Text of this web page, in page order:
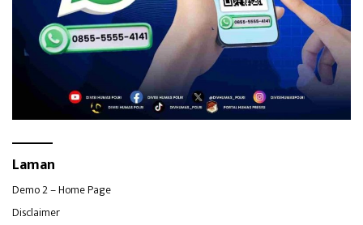
Laman
Demo 2 – Home Page
Disclaimer